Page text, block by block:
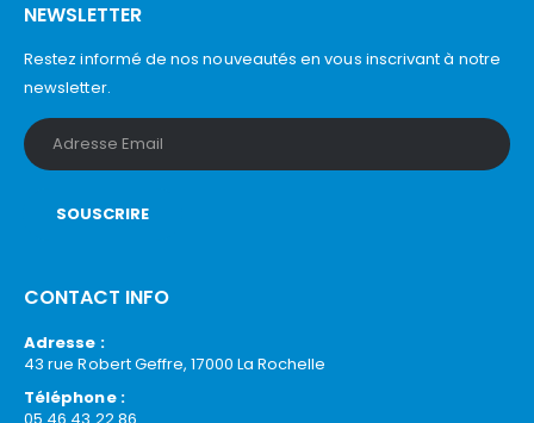
NEWSLETTER
Restez informé de nos nouveautés en vous inscrivant à notre
newsletter.
CONTACT INFO
Adresse :
43 rue Robert Geffre, 17000 La Rochelle
Téléphone :